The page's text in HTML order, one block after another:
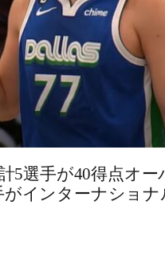
5選手が40得点オー
がインターナショナ